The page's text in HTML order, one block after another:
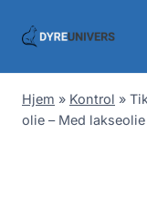
Hjem » Kontrol »
olie – Med